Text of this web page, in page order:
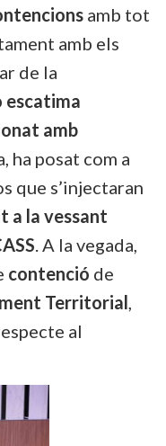
amb tot
amb els
de la
escatima
amb
ha posat com a
que s’injectaran
a la vessant
. A la vegada,
contenció de
Territorial,
al